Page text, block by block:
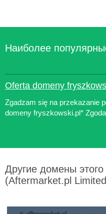
Наиболее
Oferta domeny
Zgadzam się na przekazanie
domeny fryszkowski.pl*
Другие домены
(Aftermarket.pl